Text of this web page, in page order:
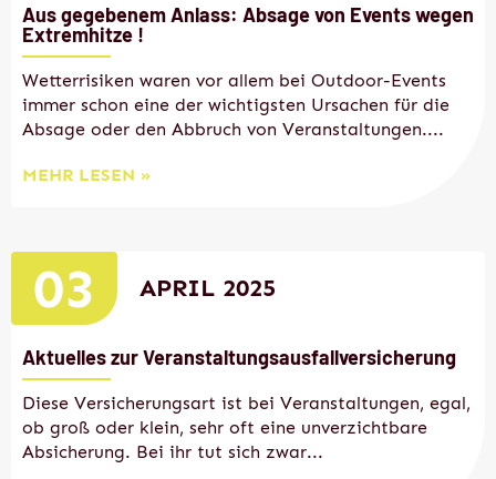
Aus gegebenem Anlass: Absage von Events wegen
Extremhitze !
Wetterrisiken waren vor allem bei Outdoor-Events
immer schon eine der wichtigsten Ursachen für die
Absage oder den Abbruch von Veranstaltungen....
MEHR LESEN »
03 APRIL 2025
Aktuelles zur Veranstaltungsausfallversicherung
Diese Versicherungsart ist bei Veranstaltungen, egal,
ob groß oder klein, sehr oft eine unverzichtbare
Absicherung. Bei ihr tut sich zwar...